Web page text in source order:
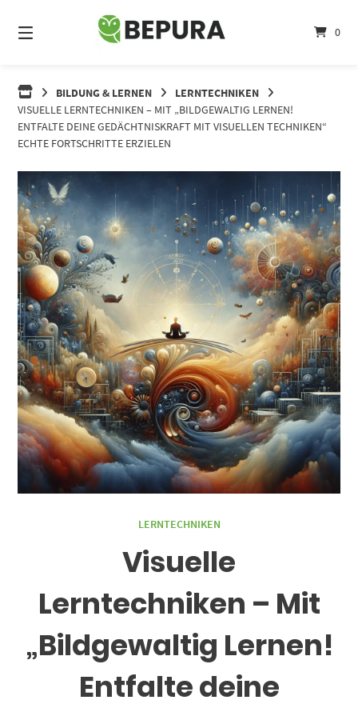
zum
Inhalt
0
BILDUNG & LERNEN
LERNTECHNIKEN
VISUELLE LERNTECHNIKEN – MIT „BILDGEWALTIG LERNEN!
ENTFALTE DEINE GEDÄCHTNISKRAFT MIT VISUELLEN TECHNIKEN“
ECHTE FORTSCHRITTE ERZIELEN
LERNTECHNIKEN
Visuelle
Lerntechniken – Mit
„Bildgewaltig Lernen!
Entfalte deine